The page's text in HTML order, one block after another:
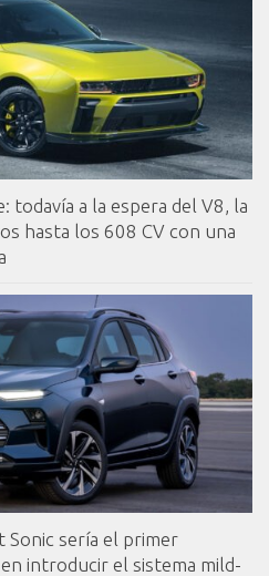
todavía a la espera del V8, la
hasta los 608 CV con una
Sonic sería el primer
introducir el sistema mild-